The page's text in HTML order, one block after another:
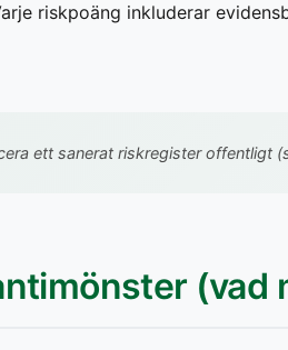
riskpoäng inkluderar
ett sanerat riskregister offentligt
(vad